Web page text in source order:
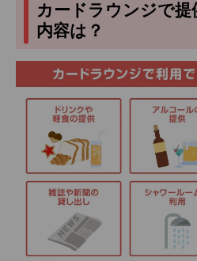
カードラウンジで
内容は？